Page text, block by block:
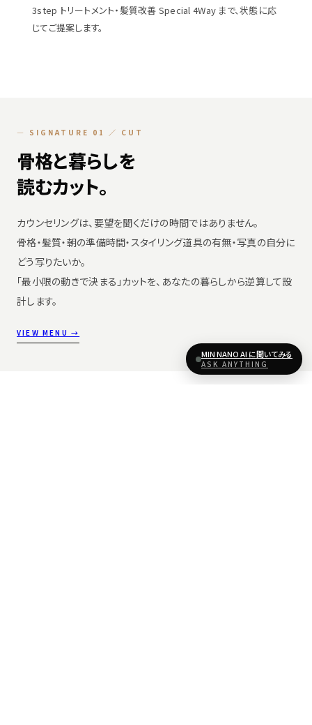
3step トリートメント・髪質改善 Special 4Way まで、状態に応
じてご提案します。
— SIGNATURE 01 ／ CUT
骨格と暮らしを
読むカット。
カウンセリングは、要望を聞くだけの時間ではありません。
骨格・髪質・朝の準備時間・スタイリング道具の有無・写真の自分に
どう写りたいか。
「最小限の動きで決まる」カットを、あなたの暮らしから逆算して設
計します。
VIEW MENU →
MIN NANO AI に聞いてみる
ASK ANYTHING